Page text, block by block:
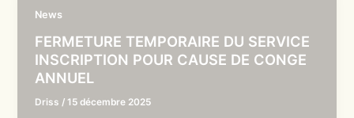
News
FERMETURE TEMPORAIRE DU SERVICE
INSCRIPTION POUR CAUSE DE CONGE
ANNUEL
Driss /15 décembre 2025